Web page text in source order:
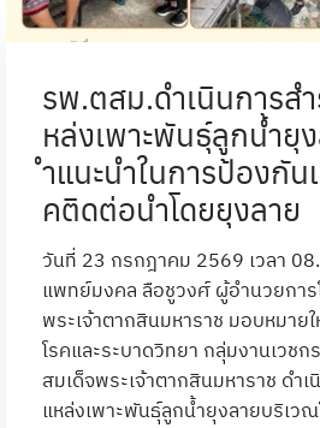
รพ.ตสม.ดำเนินการส
หล่งเพาะพันธุ์ลูกน้ำยุ
ำแนะนำในการป้องกัน
คติดต่อนำโดยยุงลาย
วันที่ 23 กรกฎาคม 2569 เวลา
แพทย์มงคล ลือชูวงศ์ ผู้อำนวยการ
พระเจ้าตากสินมหาราช มอบหมาย
โรคและระบาดวิทยา กลุ่มงานเวช
สมเด็จพระเจ้าตากสินมหาราช ดำ
แหล่งเพาะพันธุ์ลูกน้ำยุงลายบริเว